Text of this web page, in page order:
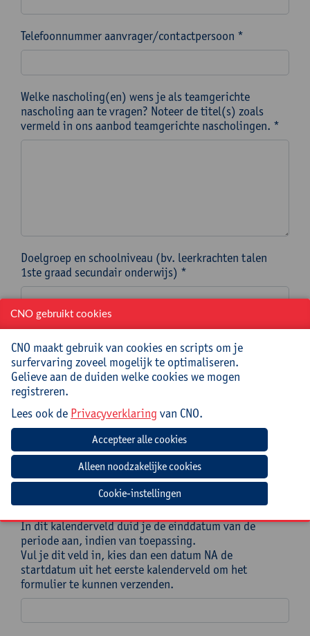
Telefoonnummer aanvrager/contactpersoon *
Welke nascholing(en) wens je als teamgerichte
nascholing aan te vragen? Noteer de titel(s) zoals
vermeld in ons aanbod teamgerichte nascholingen. *
Doelgroep en schoolniveau (bv. leerkrachten talen
1ste graad secundair onderwijs) *
Op welke specifieke datum OF binnen welke periode
moet de nascholing/een meerdaags traject ingepland
worden?
In dit kalenderveld duid je een specifieke datum aan
OF de startdatum van een periode waarin je
Let op! Kies een datum die minstens 3 maanden na de
datum van vandaag ligt om het formulier te kunnen
verzenden.
In dit kalenderveld duid je de einddatum van de
periode aan, indien van toepassing.
Vul je dit veld in, kies dan een datum NA de
startdatum uit het eerste kalenderveld om het
formulier te kunnen verzenden.
CNO gebruikt cookies
CNO maakt gebruik van cookies en scripts om je
surfervaring zoveel mogelijk te optimaliseren.
Gelieve aan de duiden welke cookies we mogen
registreren.
Lees ook de Privacyverklaring van CNO.
Cookie-instellingen